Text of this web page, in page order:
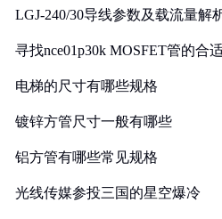
LGJ-240/30导线参数及载流量解
寻找nce01p30k MOSFET管的合
电梯的尺寸有哪些规格
镀锌方管尺寸一般有哪些
铝方管有哪些常见规格
光线传媒参投三国的星空爆冷